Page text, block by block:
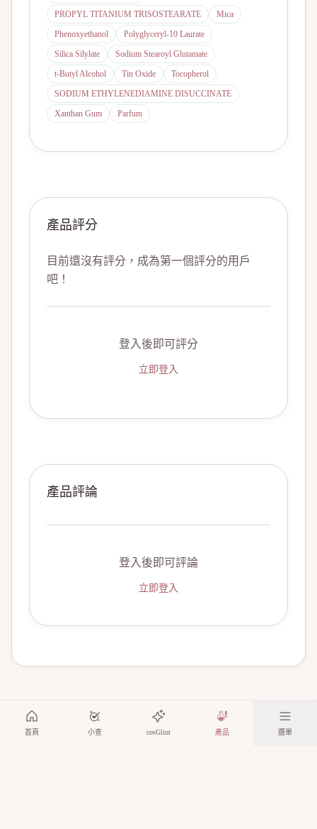
PROPYL TITANIUM TRISOSTEARATE
Mica
Phenoxyethanol
Polyglyceryl-10 Laurate
Silica Silylate
Sodium Stearoyl Glutamate
t-Butyl Alcohol
Tin Oxide
Tocopherol
SODIUM ETHYLENEDIAMINE DISUCCINATE
Xanthan Gum
Parfum
產品評分
目前還沒有評分，成為第一個評分的用戶
吧！
登入後即可評分
立即登入
產品評論
登入後即可評論
立即登入
首頁 小查 cosGlint 產品 選單